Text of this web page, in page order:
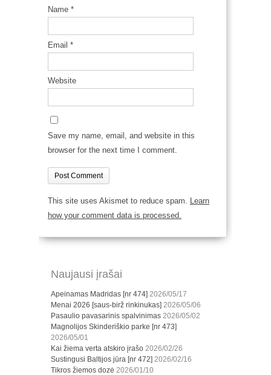
Name *
Email *
Website
Save my name, email, and website in this
browser for the next time I comment.
This site uses Akismet to reduce spam. Learn
how your comment data is processed.
Naujausi įrašai
Apeinamas Madridas [nr 474] 2026/05/17
Menai 2026 [saus-birž rinkinukas] 2026/05/06
Pasaulio pavasarinis spalvinimas 2026/05/02
Magnolijos Skinderiškio parke [nr 473]
2026/05/01
Kai žiema verta atskiro įrašo 2026/02/26
Sustingusi Baltijos jūra [nr 472] 2026/02/16
Tikros žiemos dozė 2026/01/10